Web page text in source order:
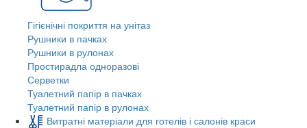
Гігієнічні покриття на унітаз
Рушники в пачках
Рушники в рулонах
Простирадла одноразові
Серветки
Туалетний папір в пачках
Туалетний папір в рулонах
Витратні матеріали для готелів і салонів краси